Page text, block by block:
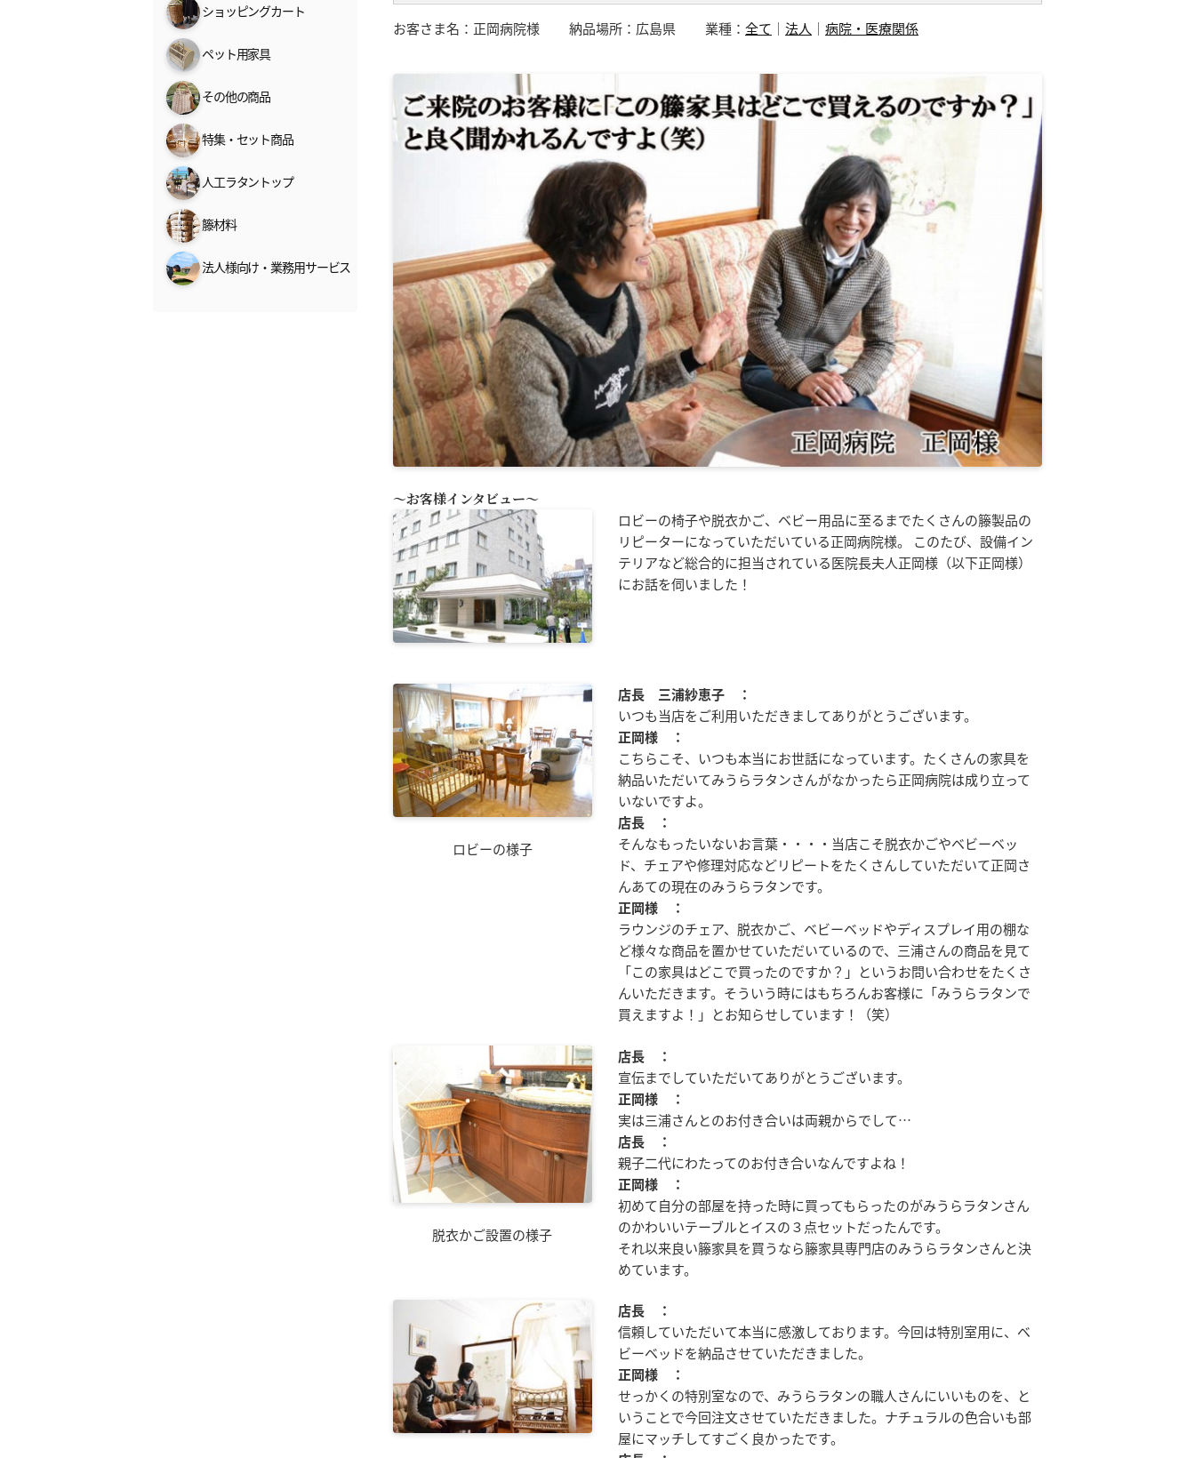
ショッピングカート
ペット用家具
その他の商品
特集・セット商品
人工ラタントップ
籐材料
法人様向け・業務用サービス
お客さま名：正岡病院様 納品場所：広島県 業種： 全て ｜ 法人 ｜ 病院・医療関係
～お客様インタビュー～
ロビーの椅子や脱衣かご、ベビー用品に至るまでたくさんの籐製品の
リピーターになっていただいている正岡病院様。 このたび、設備イン
テリアなど総合的に担当されている医院長夫人正岡様（以下正岡様）
にお話を伺いました！
ロビーの様子
店長 三浦紗恵子 ：
いつも当店をご利用いただきましてありがとうございます。
正岡様 ：
こちらこそ、いつも本当にお世話になっています。たくさんの家具を
納品いただいてみうらラタンさんがなかったら正岡病院は成り立って
いないですよ。
店長 ：
そんなもったいないお言葉・・・・当店こそ脱衣かごやベビーベッ
ド、チェアや修理対応などリピートをたくさんしていただいて正岡さ
んあての現在のみうらラタンです。
正岡様 ：
ラウンジのチェア、脱衣かご、ベビーベッドやディスプレイ用の棚な
ど様々な商品を置かせていただいているので、三浦さんの商品を見て
「この家具はどこで買ったのですか？」というお問い合わせをたくさ
んいただきます。そういう時にはもちろんお客様に「みうらラタンで
買えますよ！」とお知らせしています！（笑）
脱衣かご設置の様子
店長 ：
宣伝までしていただいてありがとうございます。
正岡様 ：
実は三浦さんとのお付き合いは両親からでして…
店長 ：
親子二代にわたってのお付き合いなんですよね！
正岡様 ：
初めて自分の部屋を持った時に買ってもらったのがみうらラタンさん
のかわいいテーブルとイスの３点セットだったんです。
それ以来良い籐家具を買うなら籐家具専門店のみうらラタンさんと決
めています。
店長 ：
信頼していただいて本当に感激しております。今回は特別室用に、ベ
ビーベッドを納品させていただきました。
正岡様 ：
せっかくの特別室なので、みうらラタンの職人さんにいいものを、と
いうことで今回注文させていただきました。ナチュラルの色合いも部
屋にマッチしてすごく良かったです。